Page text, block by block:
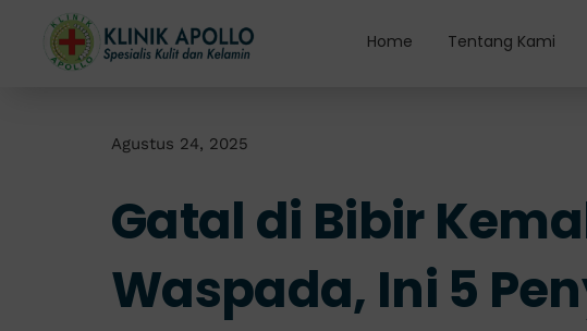
content
Home Tentang Kami
Agustus 24, 2025
Gatal di Bibir
Waspada, Ini 5